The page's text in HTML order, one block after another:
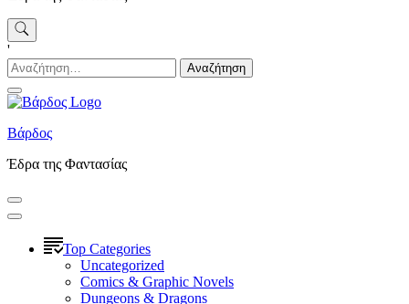
'
Αναζήτηση
για:
Βάρδος
Έδρα της Φαντασίας
Top Categories
Uncategorized
Comics & Graphic Novels
Dungeons & Dragons